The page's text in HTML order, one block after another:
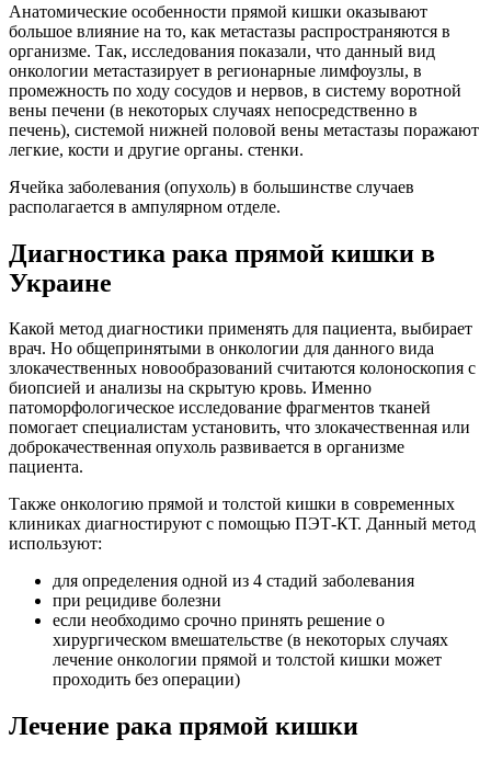
Анатомические особенности прямой кишки оказывают
большое влияние на то, как метастазы распространяются в
организме. Так, исследования показали, что данный вид
онкологии метастазирует в регионарные лимфоузлы, в
промежность по ходу сосудов и нервов, в систему воротной
вены печени (в некоторых случаях непосредственно в
печень), системой нижней половой вены метастазы поражают
легкие, кости и другие органы. стенки.
Ячейка заболевания (опухоль) в большинстве случаев
располагается в ампулярном отделе.
Диагностика рака прямой кишки в
Украине
Какой метод диагностики применять для пациента, выбирает
врач. Но общепринятыми в онкологии для данного вида
злокачественных новообразований считаются колоноскопия с
биопсией и анализы на скрытую кровь. Именно
патоморфологическое исследование фрагментов тканей
помогает специалистам установить, что злокачественная или
доброкачественная опухоль развивается в организме
пациента.
Также онкологию прямой и толстой кишки в современных
клиниках диагностируют с помощью ПЭТ-КТ. Данный метод
используют:
для определения одной из 4 стадий заболевания
при рецидиве болезни
если необходимо срочно принять решение о
хирургическом вмешательстве (в некоторых случаях
лечение онкологии прямой и толстой кишки может
проходить без операции)
Лечение рака прямой кишки